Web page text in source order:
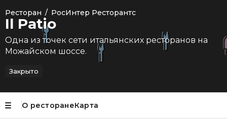
Ресторан / РосИнтер Ресторантс
Il Patio
Одна из точек сети итальянских ресторанов на
Можайском шоссе.
Закрыто
О ресторанеКарта